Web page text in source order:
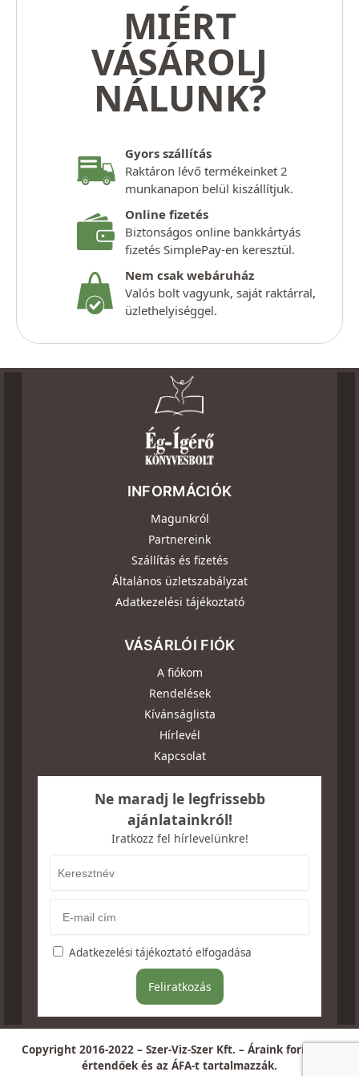
MIÉRT
VÁSÁROLJ
NÁLUNK?
Gyors szállítás
Raktáron lévő termékeinket 2
munkanapon belül kiszállítjuk.
Online fizetés
Biztonságos online bankkártyás
fizetés SimplePay-en keresztül.
Nem csak webáruház
Valós bolt vagyunk, saját raktárral,
üzlethelyiséggel.
INFORMÁCIÓK
Magunkról
Partnereink
Szállítás és fizetés
Általános üzletszabályzat
Adatkezelési tájékoztató
VÁSÁRLÓI FIÓK
A fiókom
Rendelések
Kívánságlista
Hírlevél
Kapcsolat
Ne maradj le legfrissebb
ajánlatainkról!
Iratkozz fel hírlevelünkre!
Adatkezelési tájékoztató elfogadása
Copyright 2016-2022 – Szer-Viz-Szer Kft. – Áraink forintban
értendőek és az ÁFA-t tartalmazzák.